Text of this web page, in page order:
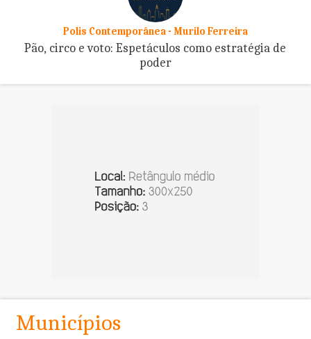
Polis Contemporânea - Murilo Ferreira
Pão, circo e voto: Espetáculos como estratégia de
poder
Municípios